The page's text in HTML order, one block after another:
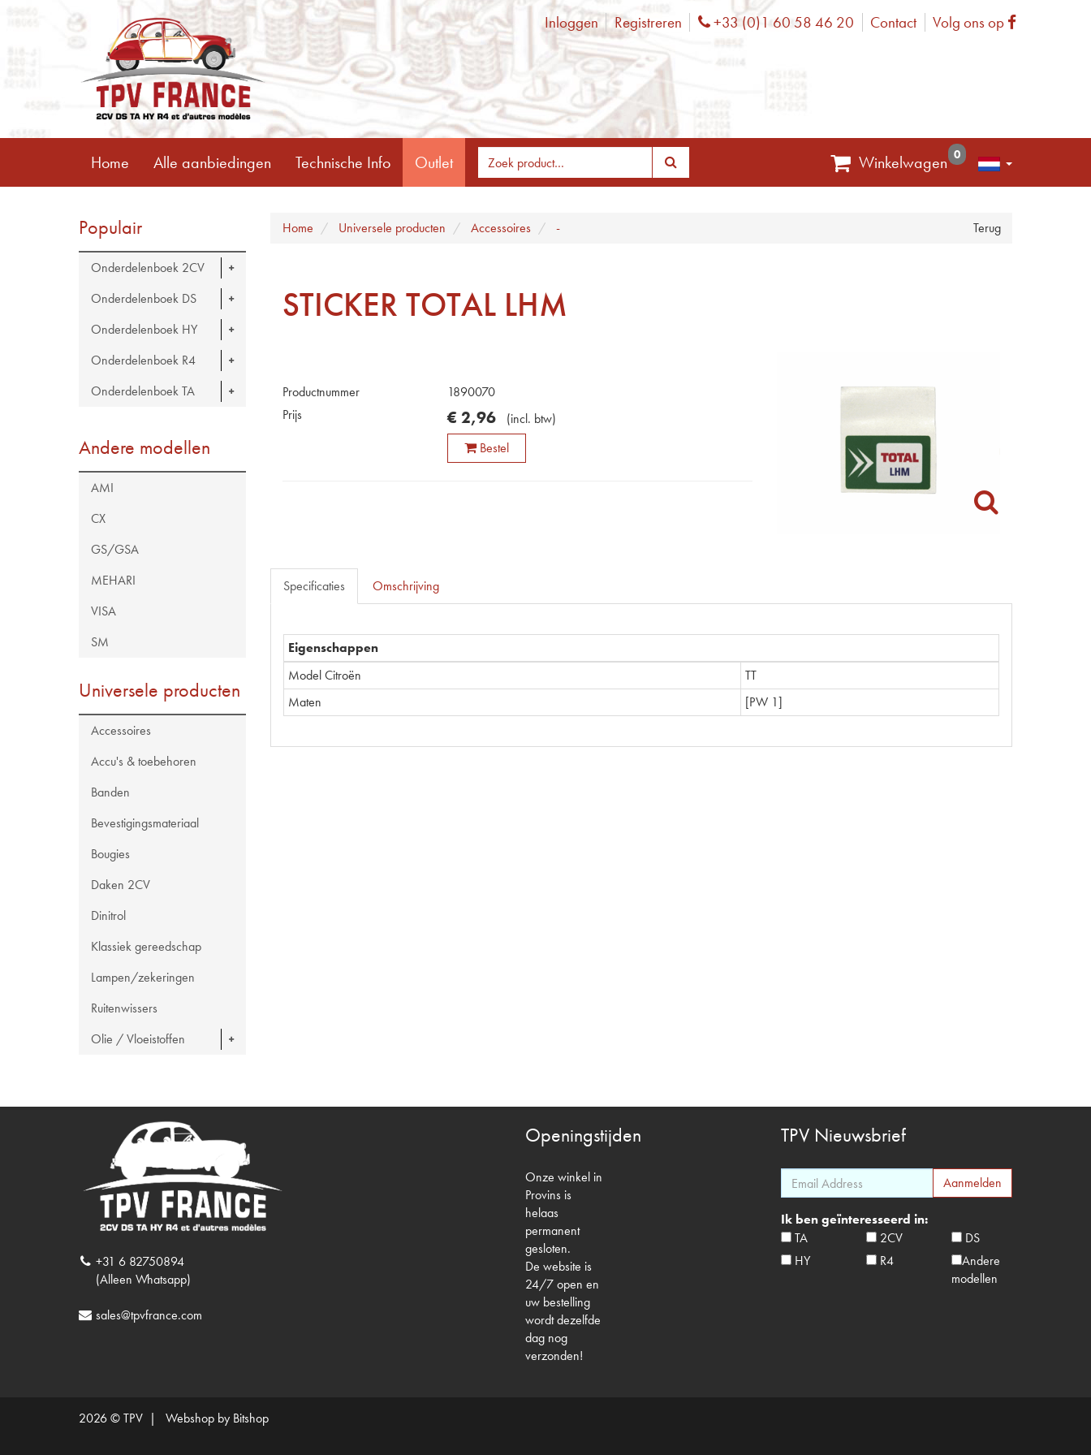
Inloggen Registreren Phone
+33 (0)1 60 58 46 20 Contact Volg ons op Facebook
Home Alle aanbiedingen Technische Info Outlet Winkelwagen 0
Populair
Onderdelenboek 2CV
Onderdelenboek DS
Onderdelenboek HY
Onderdelenboek R4
Onderdelenboek TA
Andere modellen
AMI
CX
GS/GSA
MEHARI
VISA
SM
Universele producten
Accessoires
Accu's & toebehoren
Banden
Bevestigingsmateriaal
Bougies
Daken 2CV
Dinitrol
Klassiek gereedschap
Lampen/zekeringen
Ruitenwissers
Olie / Vloeistoffen
Terug
Home Universele producten Accessoires -
STICKER TOTAL LHM
Productnummer
1890070
Prijs
€ 2,96 (incl. btw)
Bestel
Specificaties Omschrijving
Eigenschappen
Model Citroën
TT
Maten
[PW 1]
+31 6 82750894
(Alleen Whatsapp)
sales@tpvfrance.com
Openingstijden
Onze winkel in
Provins is
helaas
permanent
gesloten.
De website is
24/7 open en
uw bestelling
wordt dezelfde
dag nog
verzonden!
TPV Nieuwsbrief
Ik ben geïnteresseerd in:
TA
2CV
DS
HY
R4
Andere
modellen
2026 © TPV | Webshop by Bitshop